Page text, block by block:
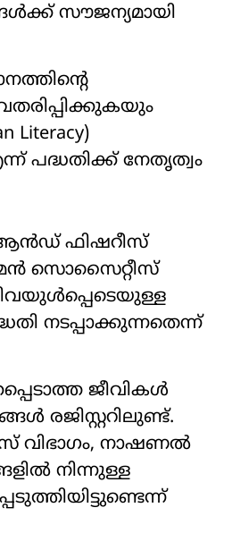
സൗജന്യമായി
പദ്ധതിക്ക് നേതൃത്വം
ആൻഡ് ഫിഷറീസ്
സൊസൈറ്റീസ്
നടപ്പാക്കുന്നതെന്ന്
ജീവികൾ
രജിസ്റ്ററിലുണ്ട്.
വിഭാഗം, നാഷണൽ
നിന്നുള്ള